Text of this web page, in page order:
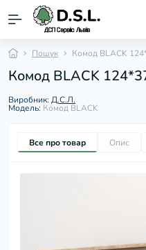
Пошук Комод BLACK
Комод BLACK
Виробник: Д.С.Л.
Модель: Комод BLACK
Все про товар Опис